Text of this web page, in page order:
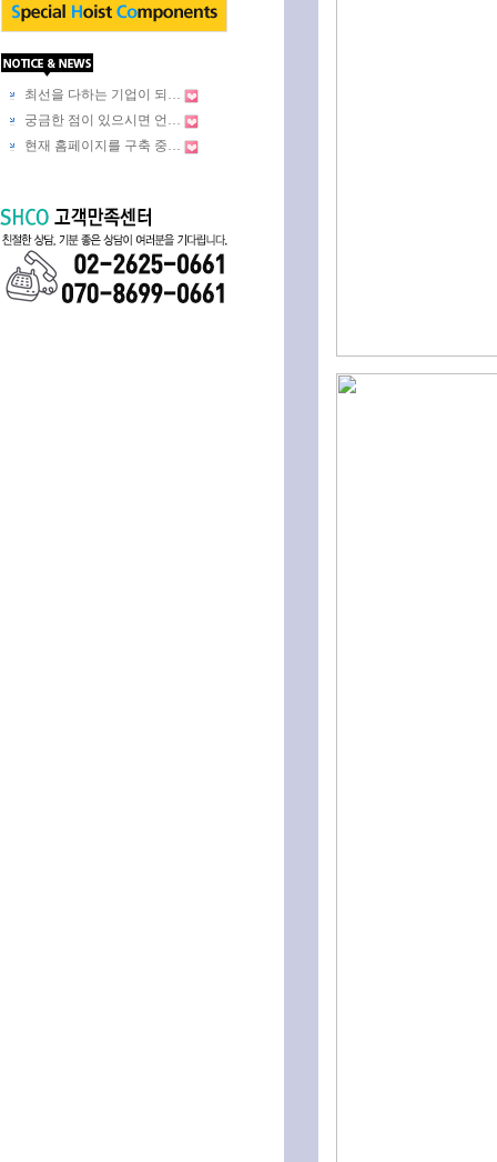
최선을 다하는 기업이 되…
궁금한 점이 있으시면 언…
현재 홈페이지를 구축 중…